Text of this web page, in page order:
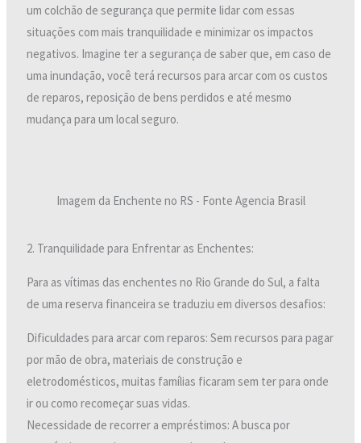
um colchão de segurança que permite lidar com essas
situações com mais tranquilidade e minimizar os impactos
negativos. Imagine ter a segurança de saber que, em caso de
uma inundação, você terá recursos para arcar com os custos
de reparos, reposição de bens perdidos e até mesmo
mudança para um local seguro.
Imagem da Enchente no RS - Fonte Agencia Brasil
2. Tranquilidade para Enfrentar as Enchentes:
Para as vítimas das enchentes no Rio Grande do Sul, a falta
de uma reserva financeira se traduziu em diversos desafios:
Dificuldades para arcar com reparos: Sem recursos para pagar
por mão de obra, materiais de construção e
eletrodomésticos, muitas famílias ficaram sem ter para onde
ir ou como recomeçar suas vidas.
Necessidade de recorrer a empréstimos: A busca por